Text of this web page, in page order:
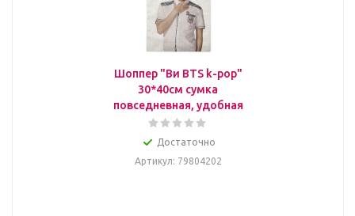
Шоппер "Ви BTS k-pop"
30*40см сумка
повседневная, удобная
Достаточно
Артикул: 79804202